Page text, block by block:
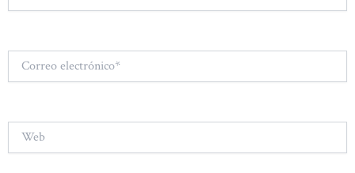
Correo
electrónico*
Web